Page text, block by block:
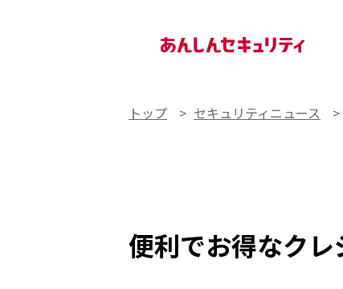
あんしんセキュリティ
トップ セキュリティニュース
便利でお得なク